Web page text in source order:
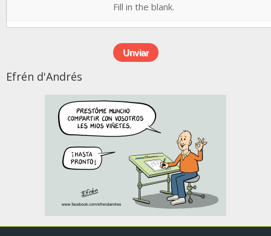
Fill in the blank.
Efrén d'Andrés